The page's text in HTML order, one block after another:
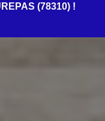
(78310) !